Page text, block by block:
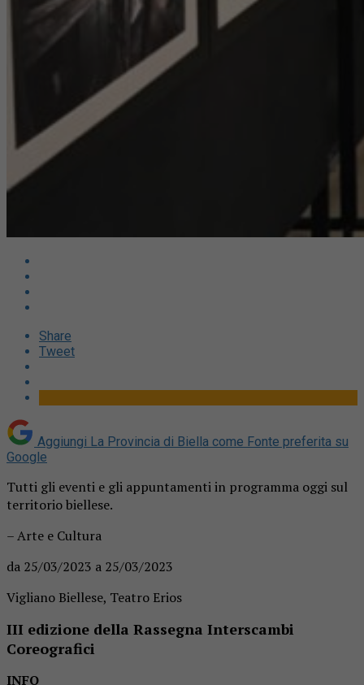
Share
Tweet
Aggiungi La Provincia di Biella come Fonte preferita su
Google
Tutti gli eventi e gli appuntamenti in programma oggi sul
territorio biellese.
– Arte e Cultura
da 25/03/2023 a 25/03/2023
Vigliano Biellese, Teatro Erios
III edizione della Rassegna Interscambi
Coreografici
INFO